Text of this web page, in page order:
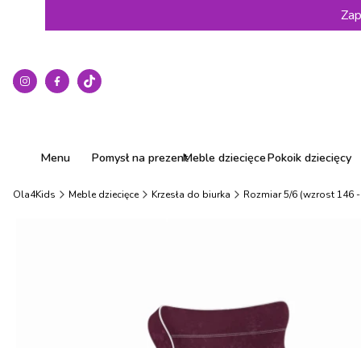
Menu Pomysł na prezentMeble dziecięcePokoik dziecięcy
Ola4Kids Meble dziecięce Krzesła do biurka Rozmiar 5/6 (wzrost 146